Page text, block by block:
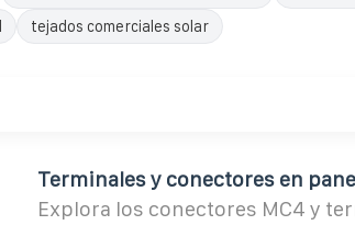
tejados comerciales solar
Terminales y conectores en
Explora los conectores MC4 y